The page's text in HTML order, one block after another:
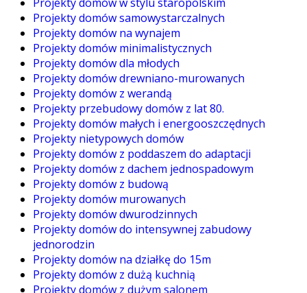
Projekty domów samowystarczalnych
Projekty domów na wynajem
Projekty domów minimalistycznych
Projekty domów dla młodych
Projekty domów drewniano-murowanych
Projekty domów z werandą
Projekty przebudowy domów z lat 80.
Projekty domów małych i energooszczędnych
Projekty nietypowych domów
Projekty domów z poddaszem do adaptacji
Projekty domów z dachem jednospadowym
Projekty domów z budową
Projekty domów murowanych
Projekty domów dwurodzinnych
Projekty domów do intensywnej zabudowy
jednorodzin
Projekty domów na działkę do 15m
Projekty domów z dużą kuchnią
Projekty domów z dużym salonem